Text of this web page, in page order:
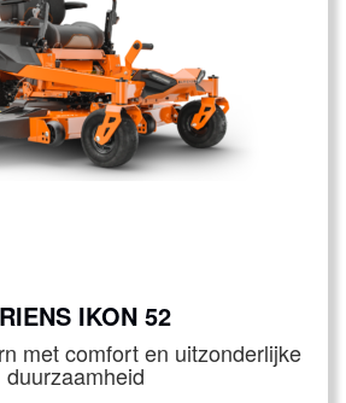
IKON 52
met comfort en uitzonderlijke
duurzaamheid